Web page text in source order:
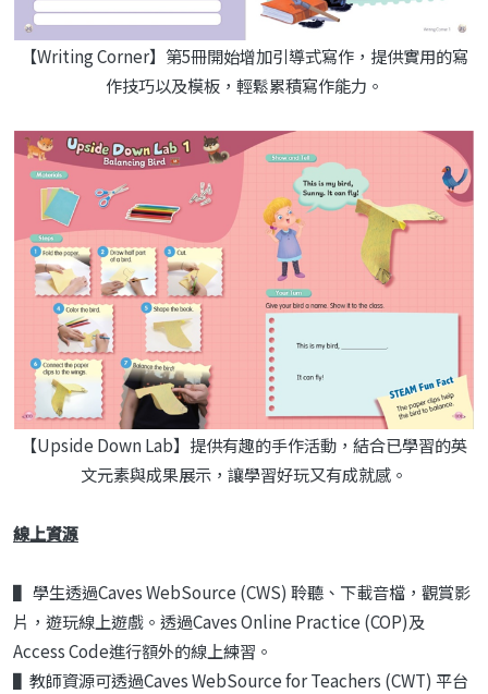
【Writing Corner】第5冊開始增加引導式寫作，提供實用的寫
作技巧以及模板，輕鬆累積寫作能力。
【Upside Down Lab】提供有趣的手作活動，結合已學習的英
文元素與成果展示，讓學習好玩又有成就感。
線上資源
▌ 學生透過Caves WebSource (CWS) 聆聽、下載音檔，觀賞影
片，遊玩線上遊戲。透過Caves Online Practice (COP)及
Access Code進行額外的線上練習。
▌教師資源可透過Caves WebSource for Teachers (CWT) 平台